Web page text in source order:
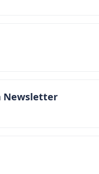
Newsletter